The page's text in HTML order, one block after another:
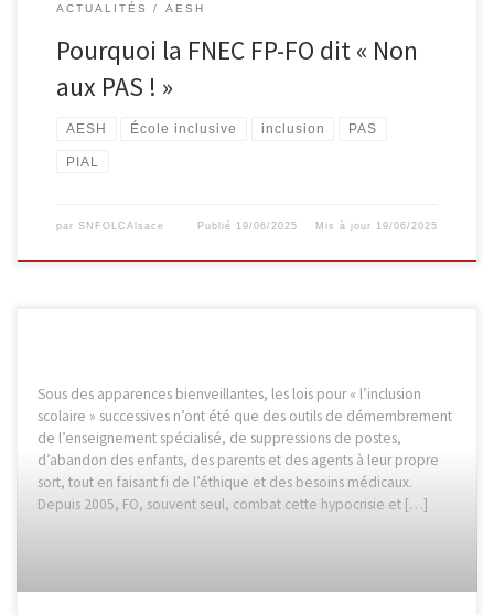
ACTUALITÉS AESH
Pourquoi la FNEC FP-FO dit « Non
aux PAS ! »
AESH École inclusive inclusion PAS
PIAL
par SNFOLCAlsace Publié 19/06/2025 Mis à jour 19/06/2025
Sous des apparences bienveillantes, les lois pour « l’inclusion
scolaire » successives n’ont été que des outils de démembrement
de l’enseignement spécialisé, de suppressions de postes,
d’abandon des enfants, des parents et des agents à leur propre
sort, tout en faisant fi de l’éthique et des besoins médicaux.
Depuis 2005, FO, souvent seul, combat cette hypocrisie et […]